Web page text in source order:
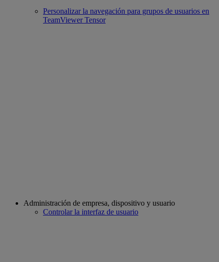
Personalizar la navegación para grupos de usuarios en
TeamViewer Tensor
Administración de empresa, dispositivo y usuario
Controlar la interfaz de usuario